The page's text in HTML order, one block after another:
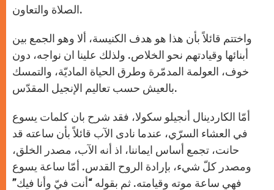
الصلاة والتعاون.
واختتم قائلاً بأن هذا هو هدف الكنيسة، ألا وهو الجمع بين
أبنائها وقيادتهم نحو الخلاص. ولذلك علينا ان نواجه، دون
خوف، العولمة المدمّرة وطرق الحياة الماديّة، والتمسك
بالعيش حسب تعاليم الإنجيل المقدّس.
أمّا الكاردينال أنجيلو سكولا، فقد شرح بان كلمات يسوع
في العشاء السرّي، عندما نادى الآب قائلاً بأن ساعته قد
حانت، تجمع أساس ايماننا، اذ أنه الآب، مصدر الخلق،
ومصدر كلّ شيء، بإرادة الروح القدس. أمّا ساعة يسوع
فهي ساعة موته وقيامته. ثم بقوله “أنت فيّ وأنا فيك”